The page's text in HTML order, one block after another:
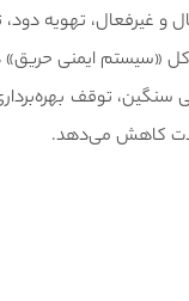
تهویه دود،
«سیستم ایمنی
توقف
کاهش می‌دهد.